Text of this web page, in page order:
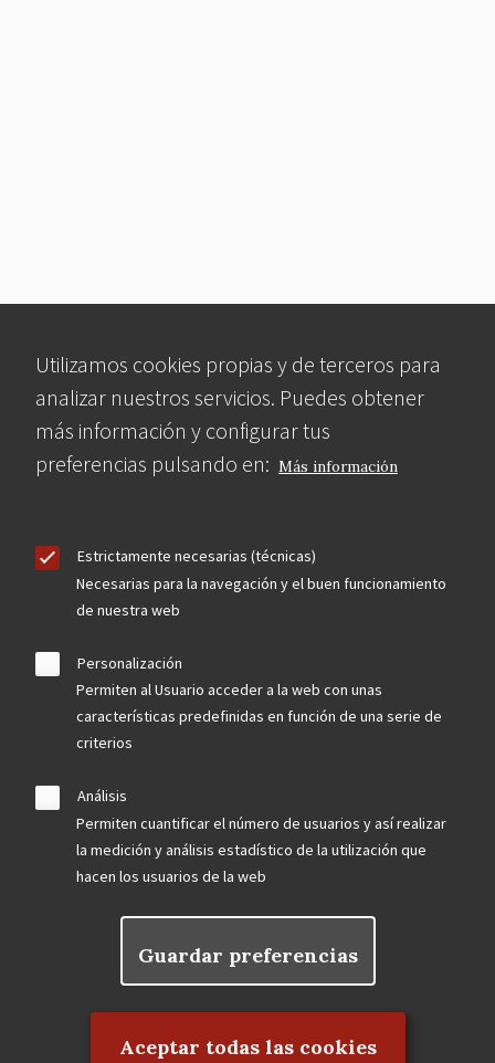
Utilizamos cookies propias y de terceros para
analizar nuestros servicios. Puedes obtener
más información y configurar tus
preferencias pulsando en: Más información
Estrictamente necesarias (técnicas)
Necesarias para la navegación y el buen funcionamiento
de nuestra web
Personalización
Permiten al Usuario acceder a la web con unas
características predefinidas en función de una serie de
criterios
Análisis
Permiten cuantificar el número de usuarios y así realizar
la medición y análisis estadístico de la utilización que
hacen los usuarios de la web
Guardar preferencias
Aceptar todas las cookies